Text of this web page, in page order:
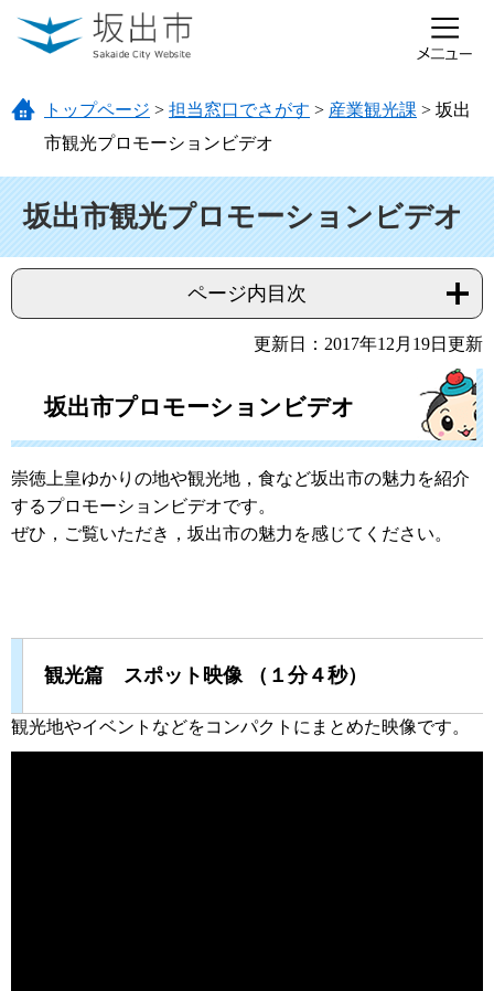
ページの先頭です。
メニューを飛ばして本文へ
トップページ > 担当窓口でさがす > 産業観光課 > 坂出
市観光プロモーションビデオ
坂出市観光プロモーションビデオ
ページ内目次
更新日：2017年12月19日更新
坂出市プロモーションビデオ
崇徳上皇ゆかりの地や観光地，食など坂出市の魅力を紹介
するプロモーションビデオです。
ぜひ，ご覧いただき，坂出市の魅力を感じてください。
観光篇 スポット映像 （１分４秒）
観光地やイベントなどをコンパクトにまとめた映像です。